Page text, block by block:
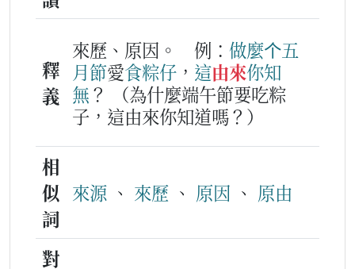
釋
義
來歷、原因。 例： 做麼个五
月節愛食粽仔 ， 這由來你知
無？
（為什麼端午節要吃粽
子，這由來你知道嗎？）
相
似
詞
來源 、 來歷 、 原因 、 原由
對